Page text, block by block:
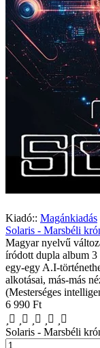
Kiadó:: Magánkiadás
Solaris - Marsbéli
Magyar nyelvű
íródott dupla album
egy-egy A.I-
alkotásai, más-más
(Mesterséges
6 990 Ft
Solaris - Marsbéli